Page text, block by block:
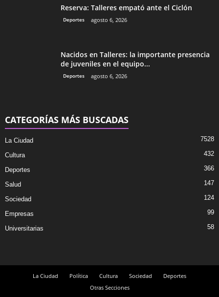
Reserva: Talleres empató ante el Ciclón
Deportes agosto 6, 2026
Nacidos en Talleres: la importante presencia
de juveniles en el equipo...
Deportes agosto 6, 2026
CATEGORÍAS MÁS BUSCADAS
La Ciudad 7528
Cultura 432
Deportes 366
Salud 147
Sociedad 124
Empresas 99
Universitarias 58
La Ciudad Política Cultura Sociedad
Deportes
Otras Secciones